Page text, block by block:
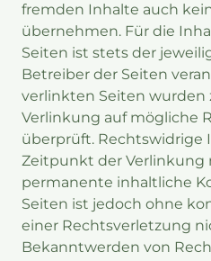
fremden Inhalte auch
übernehmen. Für die
Seiten ist stets der
Betreiber der Seiten
verlinkten Seiten
Verlinkung auf mögliche
überprüft. Rechtswidrige
Zeitpunkt der Verlinkung
permanente inhaltliche
Seiten ist jedoch ohne
einer Rechtsverletzung
Bekanntwerden von